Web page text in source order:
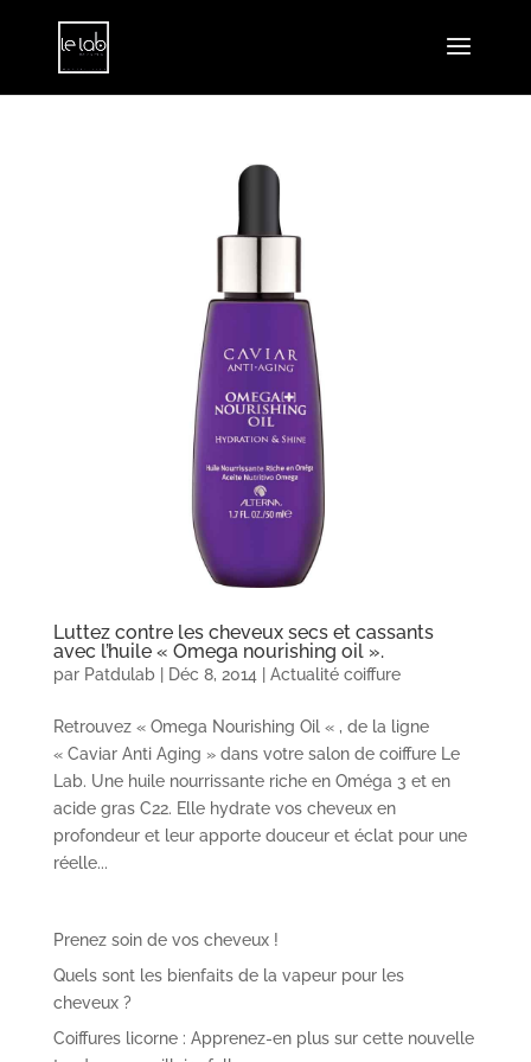
Luttez contre les cheveux secs et cassants
avec l’huile « Omega nourishing oil ».
par Patdulab| Déc 8, 2014| Actualité coiffure
Retrouvez « Omega Nourishing Oil « , de la ligne
« Caviar Anti Aging » dans votre salon de coiffure Le
Lab. Une huile nourrissante riche en Oméga 3 et en
acide gras C22. Elle hydrate vos cheveux en
profondeur et leur apporte douceur et éclat pour une
réelle...
Prenez soin de vos cheveux !
Quels sont les bienfaits de la vapeur pour les
cheveux ?
Coiffures licorne : Apprenez-en plus sur cette nouvelle